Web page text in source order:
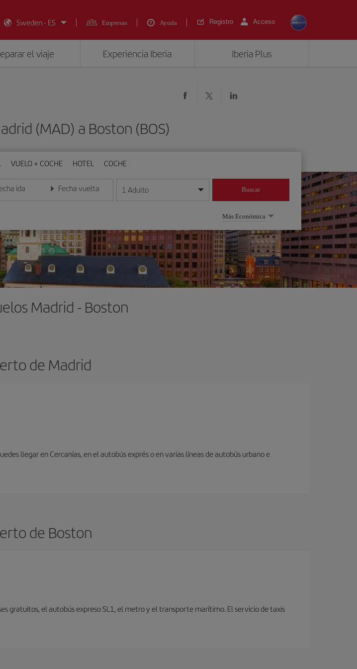
Sweden - ES
Empresas Ayuda Registro Acceso
el viaje Experiencia Iberia Iberia Plus
(MAD) a Boston (BOS)
VUELO + COCHE HOTEL COCHE
ida
la fecha en formato día/mes/año
Fecha vuelta
Introduce la fecha en formato día/mes/año
1 Adulto Buscar
Más Económica
Madrid - Boston
de Madrid
llegar en Cercanías, en el autobús exprés o en varias líneas de autobús urbano e
de Boston
gratuitos, el autobús expreso SL1, el metro y el transporte marítimo. El servicio de taxis